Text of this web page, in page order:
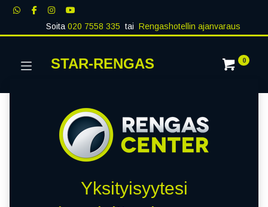
Soita020 7558 335 tai Rengashotellin ajanvaraus
STAR-RENGAS 0
Yksityisyytesi